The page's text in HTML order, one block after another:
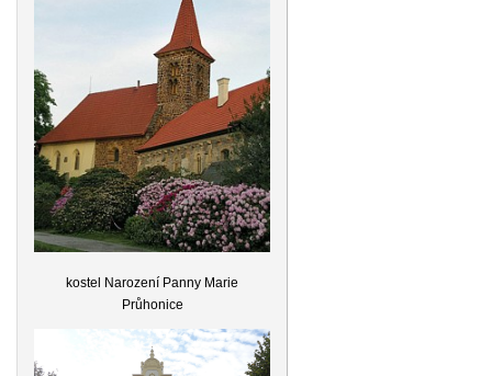
kostel Narození Panny Marie
Průhonice